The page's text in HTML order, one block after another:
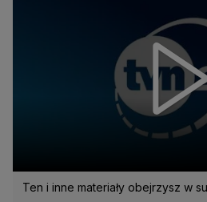
Ten i inne materiały obejrzysz w